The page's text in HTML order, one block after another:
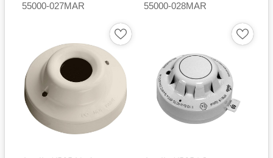
55000-027MAR 55000-028MAR